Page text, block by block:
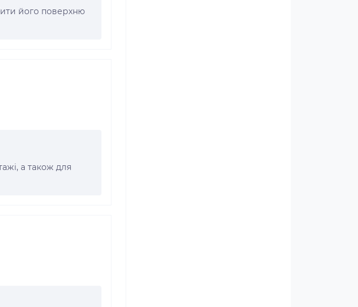
його поверхню
а також для